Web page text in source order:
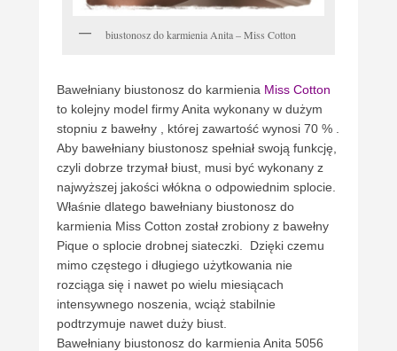
biustonosz do karmienia Anita – Miss Cotton
Bawełniany biustonosz do karmienia Miss Cotton
to kolejny model firmy Anita wykonany w dużym
stopniu z bawełny , której zawartość wynosi 70 % .
Aby bawełniany biustonosz spełniał swoją funkcję,
czyli dobrze trzymał biust, musi być wykonany z
najwyższej jakości włókna o odpowiednim splocie.
Właśnie dlatego bawełniany biustonosz do
karmienia Miss Cotton został zrobiony z bawełny
Pique o splocie drobnej siateczki. Dzięki czemu
mimo częstego i długiego użytkowania nie
rozciąga się i nawet po wielu miesiącach
intensywnego noszenia, wciąż stabilnie
podtrzymuje nawet duży biust.
Bawełniany biustonosz do karmienia Anita 5056